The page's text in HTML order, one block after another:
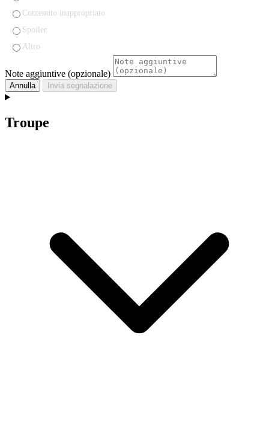
Contenuto inappropriato
Spoiler
Altro
Note aggiuntive (opzionale)
Annulla Invia segnalazione
Troupe